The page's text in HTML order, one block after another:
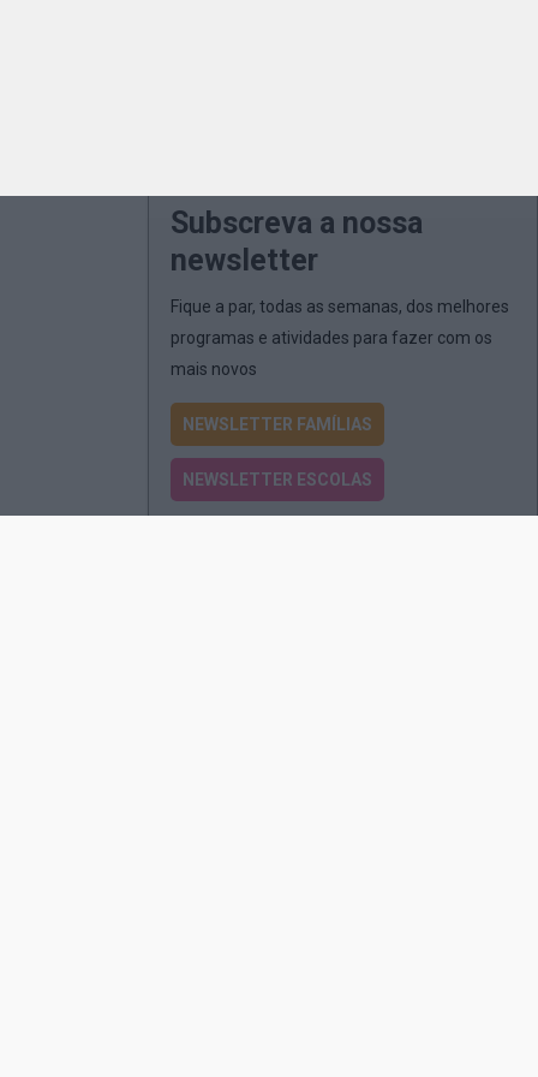
Subscreva a nossa
newsletter
Fique a par, todas as semanas, dos melhores
programas e atividades para fazer com os
mais novos
NEWSLETTER FAMÍLIAS
NEWSLETTER ESCOLAS